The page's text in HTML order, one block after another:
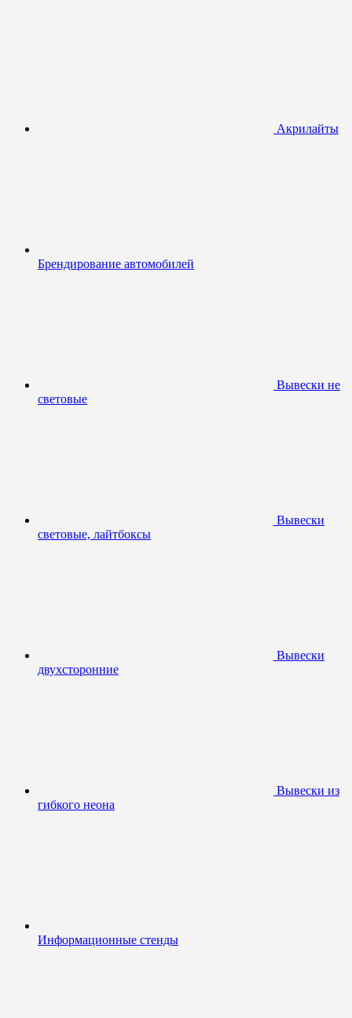
Акрилайты
Брендирование автомобилей
Вывески не
световые
Вывески
световые, лайтбоксы
Вывески
двухсторонние
Вывески из
гибкого неона
Информационные стенды